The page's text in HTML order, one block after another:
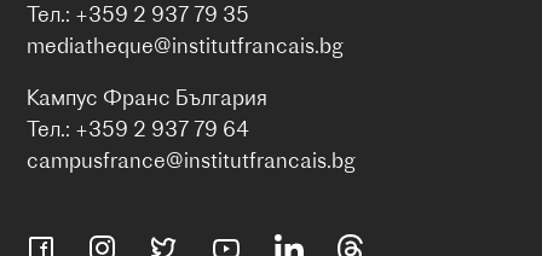
Тел.: +359 2 937 79 35
mediatheque@institutfrancais.bg
Кампус Франс България
Тел.: +359 2 937 79 64
campusfrance@institutfrancais.bg